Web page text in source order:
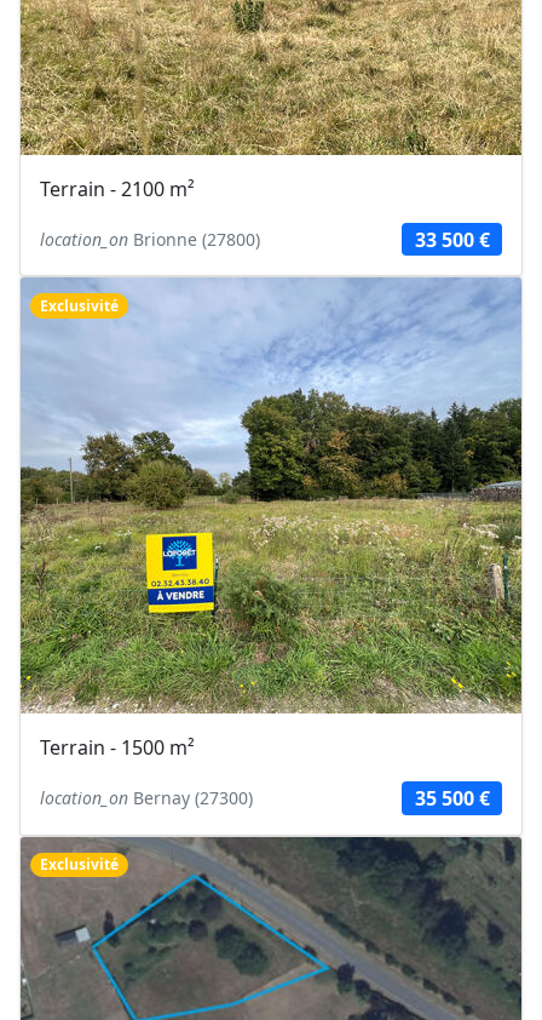
Terrain - 2100 m²
location_on Brionne (27800) 33 500 €
Exclusivité
Terrain - 1500 m²
location_on Bernay (27300) 35 500 €
Exclusivité